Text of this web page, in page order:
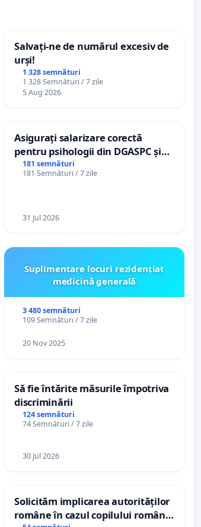
Salvați-ne de numărul excesiv de
urși!
1 328 semnături
1 328 Semnături / 7 zile
5 Aug 2026
Asigurați salarizare corectă
pentru psihologii din DGASPC și
spitale
181 semnături
181 Semnături / 7 zile
31 Jul 2026
Suplimentare locuri rezidențiat
medicină generală
3 480 semnături
109 Semnături / 7 zile
20 Nov 2025
Să fie întărite măsurile împotriva
discriminării
124 semnături
74 Semnături / 7 zile
30 Jul 2026
Solicităm implicarea autorităților
române în cazul copilului român